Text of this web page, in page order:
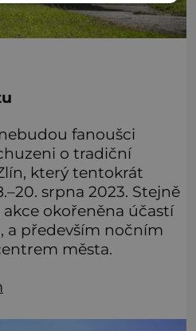
fanoušci
o tradiční
který tentokrát
srpna 2023. Stejně
okořeněna účastí
a především nočním
města.